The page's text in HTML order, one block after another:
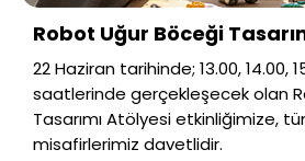
Robot Uğur Böceği
22 Haziran tarihinde; 13.00, 14.00,
saatlerinde gerçekleşecek olan
Tasarımı Atölyesi etkinliğimize,
misafirlerimiz davetlidir.